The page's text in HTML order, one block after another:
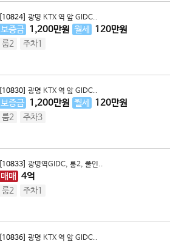
[10824] 광명 KTX 역 앞 GIDC..
보증금 1,200만원 월세 120만원
룸2 주차1
[10830] 광명 KTX 역 앞 GIDC..
보증금 1,200만원 월세 120만원
룸2 주차3
[10833] 광명역GIDC, 룸2, 풀인..
매매 4억
룸2 주차1
[10836] 광명 KTX 역 앞 GIDC..